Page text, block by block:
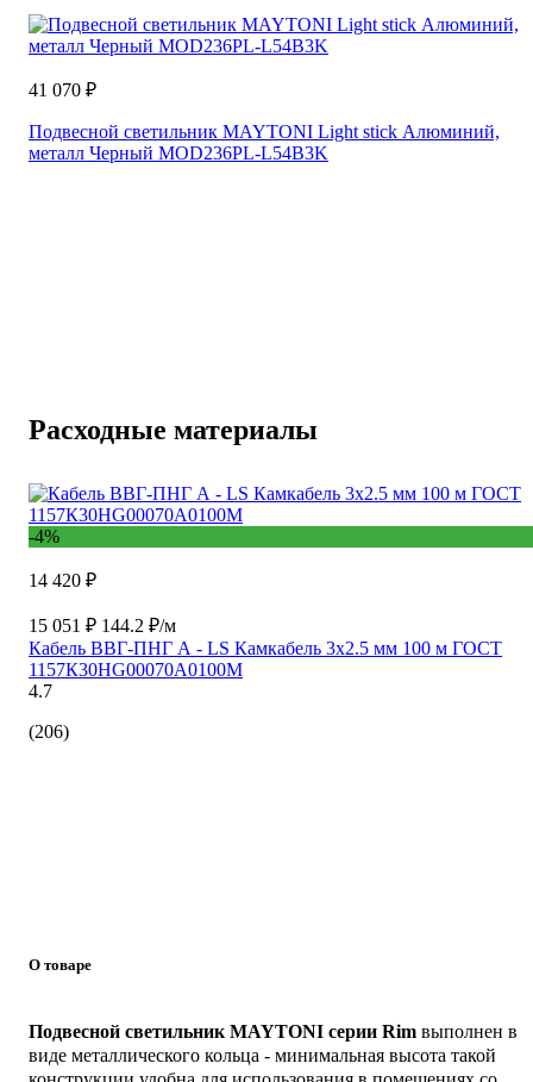
41 070 ₽
Подвесной светильник MAYTONI Light stick Алюминий,
металл Черный MOD236PL-L54B3K
Расходные материалы
-4%
14 420 ₽
15 051 ₽ 144.2 ₽/м
Кабель ВВГ-ПНГ А - LS Камкабель 3x2.5 мм 100 м ГОСТ
1157К30HG00070А0100М
4.7
(206)
О товаре
Подвесной светильник MAYTONI серии Rim выполнен в
виде металлического кольца - минимальная высота такой